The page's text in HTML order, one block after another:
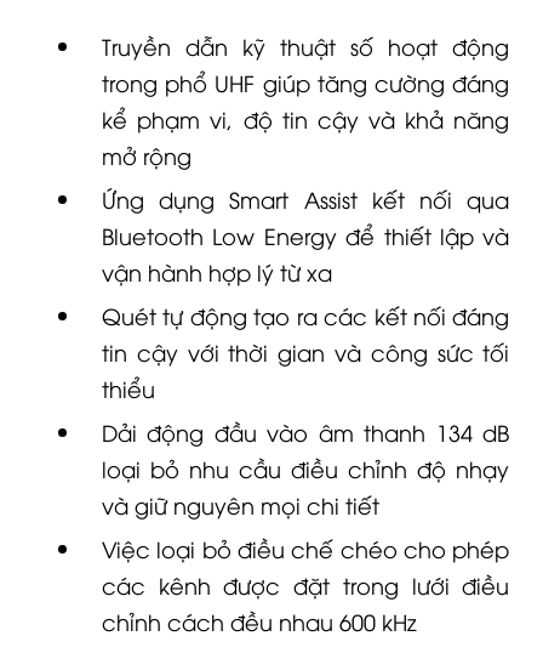
Truyền dẫn kỹ thuật số hoạt động
trong phổ UHF giúp tăng cường đáng
kể phạm vi, độ tin cậy và khả năng
mở rộng
Ứng dụng Smart Assist kết nối qua
Bluetooth Low Energy để thiết lập và
vận hành hợp lý từ xa
Quét tự động tạo ra các kết nối đáng
tin cậy với thời gian và công sức tối
thiểu
Dải động đầu vào âm thanh 134 dB
loại bỏ nhu cầu điều chỉnh độ nhạy
và giữ nguyên mọi chi tiết
Việc loại bỏ điều chế chéo cho phép
các kênh được đặt trong lưới điều
chỉnh cách đều nhau 600 kHz